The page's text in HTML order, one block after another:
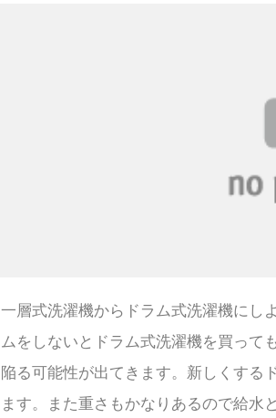
一層式洗濯機からドラム式洗濯機にし
ムをしないとドラム式洗濯機を買って
陥る可能性が出てきます。新しくする
ます。また重さもかなりあるので給水